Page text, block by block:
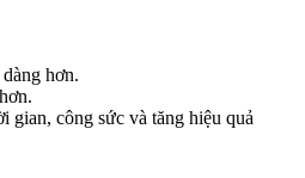
hơn.
gian, công sức và tăng hiệu quả